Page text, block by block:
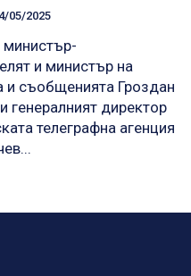
05/2025
министър-
и министър на
и съобщенията Гроздан
генералният директор
телеграфна агенция